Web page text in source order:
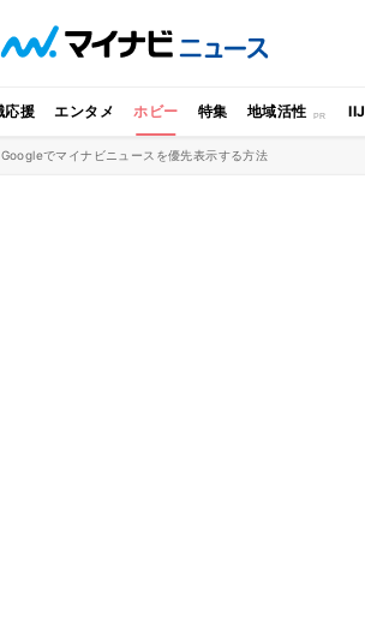
応援 エンタメ ホビー 特集 地域活性 IIJ
Googleでマイナビニュースを優先表示する方法